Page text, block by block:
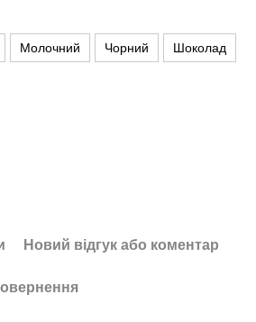
Молочний Чорний Шоколад
Новий відгук або коментар